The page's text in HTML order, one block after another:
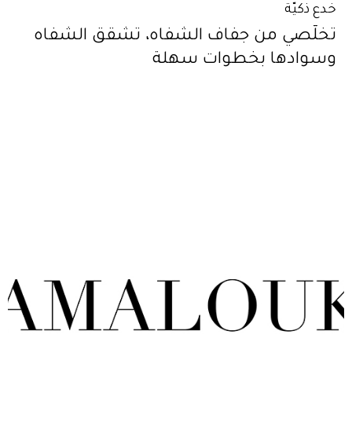
خدع ذكيّة
تخلّصي من جفاف الشفاه، تشقق الشفاه
وسوادها بخطوات سهلة